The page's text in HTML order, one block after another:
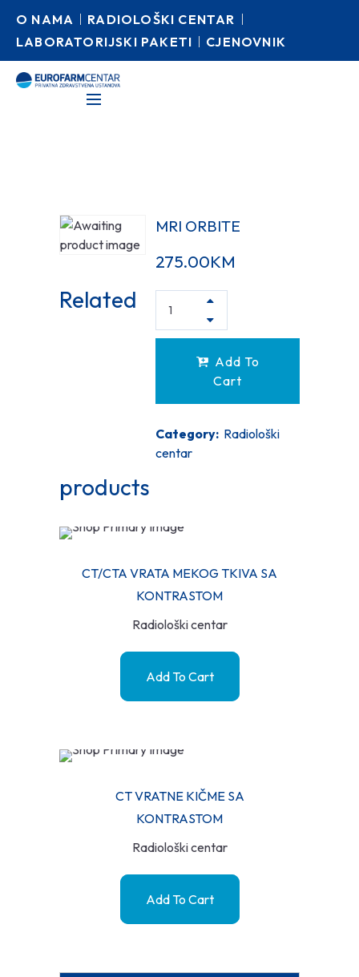
O NAMA
RADIOLOŠKI CENTAR
LABORATORIJSKI PAKETI
CJENOVNIK
MRI ORBITE
275.00KM
Add To
Cart
Category: Radiološki
centar
Related
products
CT/CTA VRATA MEKOG TKIVA SA
KONTRASTOM
Radiološki centar
Add To Cart
CT VRATNE KIČME SA
KONTRASTOM
Radiološki centar
Add To Cart